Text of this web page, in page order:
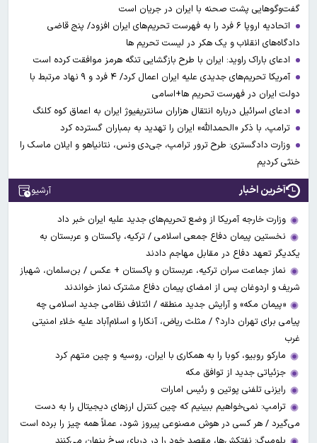
گفت‌وگوهایی پشت صحنه با ایران در جریان است
اتحادیه اروپا ۶ فرد را به فهرست تحریم‌های ایران افزود/ پنج قاضی
دادگاه‌های انقلاب و یک هکر در لیست تحریم ها
ادعای باراک راوید: ایران با طرح بازگشایی تنگه هرمز موافقت کرده است
آمریکا تحریم‌های جدیدی علیه ایران اعمال کرد/ ۴ فرد و ۹ نهاد مرتبط با
دولت ایران در فهرست تحریم ها+اسامی
ادعای اسرائیل درباره انتقال هزاران سانتریفیوژ ایران به اعماق کوه کلنگ
ترامپ، با ذکر «الحمدالله» ایران را تهدید به بمباران گسترده کرد
وزارت دادگستری: طرح ترور ترامپ، جی‌دی ونس، نتانیاهو و ایلان ماسک را
خنثی کردیم
آخرین اخبار آرشیو
وزارت خارجه آمریکا از وضع تحریم‌های جدید علیه ایران خبر داد
نخستین پیمان دفاع جمعی اسلامی / ترکیه، پاکستان و عربستان به
یکدیگر تعهد دفاع در مقابل مهاجم دادند
نماز جماعت سران ترکیه، عربستان و پاکستان + عکس / بن‌سلمان، شهباز
شریف و اردوغان پس از امضای پیمان دفاع مشترک نماز خواندند
«پیمان مکه» و آرایش جدید منطقه / ائتلاف نظامی جدید اسلامی چه
پیامی برای تهران دارد؟ / مثلث ریاض، آنکارا و اسلام‌آباد علیه خلاء امنیتی
غرب
مارکو روبیو، کوبا را به همکاری با ایران، روسیه و چین متهم کرد
جزئیاتی جدید از توافق مکه
رایزنی تلفنی پوتین و رئیس امارات
ترامپ: نمی‌خواهیم ببینیم که چین کنترل ارز‌های دیجیتال را به دست
می‌گیرد / هر کسی در هوش مصنوعی پیروز شود، عملاً همه چیز را برده است